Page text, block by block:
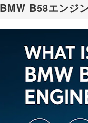
BMW B58エンジ